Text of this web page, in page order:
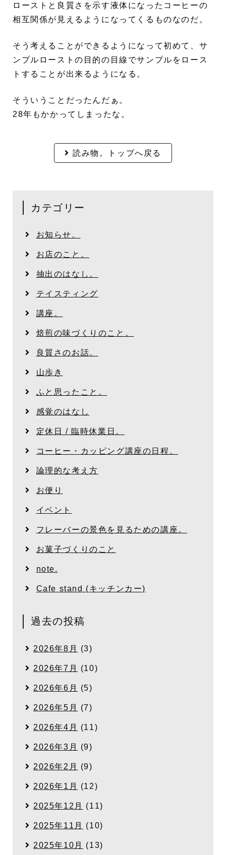
ローストと良質さを示す液体になったコーヒーの
相互関係が見えるようになってくるものなのだ。
そう考えることができるようになって初めて、サ
ンプルローストの目的の目線でサンプルをロース
トすることが出来るようになる。
そういうことだったんだぁ。
28年もかかってしまったな。
読み物。トップへ戻る
カテゴリー
お知らせ。
お店のこと。
抽出のはなし。
テイスティング
講座。
焙煎の味づくりのこと。
良質さのお話。
山歩き
ふと思ったこと。
感覚のはなし
定休日 / 臨時休業日。
コーヒー・カッピング講座の日程。
論理的な考え方
お便り
イベント
フレーバーの景色を見るための講座。
お菓子づくりのこと
note.
Cafe stand (キッチンカー)
過去の投稿
2026年8月 (3)
2026年7月 (10)
2026年6月 (5)
2026年5月 (7)
2026年4月 (11)
2026年3月 (9)
2026年2月 (9)
2026年1月 (12)
2025年12月 (11)
2025年11月 (10)
2025年10月 (13)